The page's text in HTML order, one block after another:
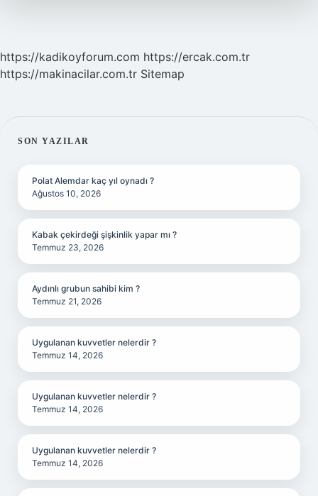
https://kadikoyforum.com https://ercak.com.tr
https://makinacilar.com.tr Sitemap
SIDEBAR
SON YAZILAR
Polat Alemdar kaç yıl oynadı ?
Ağustos 10, 2026
Kabak çekirdeği şişkinlik yapar mı ?
Temmuz 23, 2026
Aydınlı grubun sahibi kim ?
Temmuz 21, 2026
Uygulanan kuvvetler nelerdir ?
Temmuz 14, 2026
Uygulanan kuvvetler nelerdir ?
Temmuz 14, 2026
Uygulanan kuvvetler nelerdir ?
Temmuz 14, 2026